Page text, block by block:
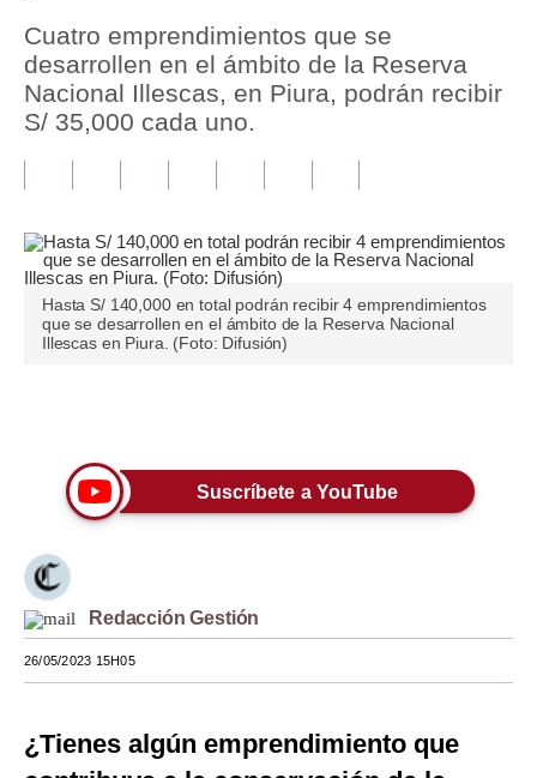
Política
Tu Dinero
Finanzas Personales
Opinión
Editorial
Tendencias
Lujo
Viajes
Moda
EEUU
Cuatro emprendimientos que se
desarrollen en el ámbito de la Reserva
Nacional Illescas, en Piura, podrán recibir
S/ 35,000 cada uno.
Hasta S/ 140,000 en total podrán recibir 4 emprendimientos
que se desarrollen en el ámbito de la Reserva Nacional
Illescas en Piura. (Foto: Difusión)
Suscríbete a YouTube
Redacción Gestión
26/05/2023 15H05
¿Tienes algún emprendimiento que